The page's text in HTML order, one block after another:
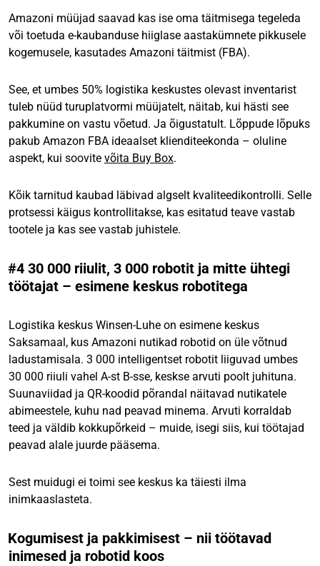
Amazoni müüjad saavad kas ise oma täitmisega tegeleda
või toetuda e-kaubanduse hiiglase aastakümnete pikkusele
kogemusele, kasutades Amazoni täitmist (FBA).
See, et umbes 50% logistika keskustes olevast inventarist
tuleb nüüd turuplatvormi müüjatelt, näitab, kui hästi see
pakkumine on vastu võetud. Ja õigustatult. Lõppude lõpuks
pakub Amazon FBA ideaalset klienditeekonda – oluline
aspekt, kui soovite võita Buy Box.
Kõik tarnitud kaubad läbivad algselt kvaliteedikontrolli. Selle
protsessi käigus kontrollitakse, kas esitatud teave vastab
tootele ja kas see vastab juhistele.
#4 30 000 riiulit, 3 000 robotit ja mitte ühtegi
töötajat – esimene keskus robotitega
Logistika keskus Winsen-Luhe on esimene keskus
Saksamaal, kus Amazoni nutikad robotid on üle võtnud
ladustamisala. 3 000 intelligentset robotit liiguvad umbes
30 000 riiuli vahel A-st B-sse, keskse arvuti poolt juhituna.
Suunaviidad ja QR-koodid põrandal näitavad nutikatele
abimeestele, kuhu nad peavad minema. Arvuti korraldab
teed ja väldib kokkupõrkeid – muide, isegi siis, kui töötajad
peavad alale juurde pääsema.
Sest muidugi ei toimi see keskus ka täiesti ilma
inimkaaslasteta.
Kogumisest ja pakkimisest – nii töötavad
inimesed ja robotid koos